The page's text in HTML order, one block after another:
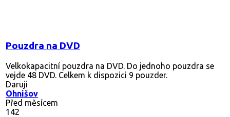
Pouzdra na DVD
Velkokapacitní pouzdra na DVD. Do jednoho pouzdra se
vejde 48 DVD. Celkem k dispozici 9 pouzder.
Daruji
Ohnišov
Před měsícem
142